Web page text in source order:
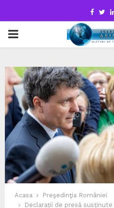
PRIMARY
Acasa
Preşedinţia României
Declarații de presă